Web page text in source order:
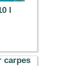
l
carpes